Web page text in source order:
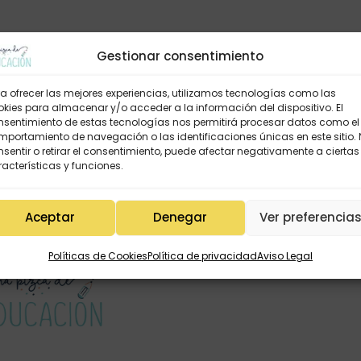
Gestionar consentimiento
ofrecer las mejores experiencias, utilizamos tecnologías como las
para almacenar y/o acceder a la información del dispositivo. El
de estas tecnologías nos permitirá procesar datos como el
de navegación o las identificaciones únicas en este sitio.
o retirar el consentimiento, puede afectar negativamente a ciertas
y funciones.
Aceptar Denegar Ver
Políticas de CookiesPolítica de privacidadAviso Legal